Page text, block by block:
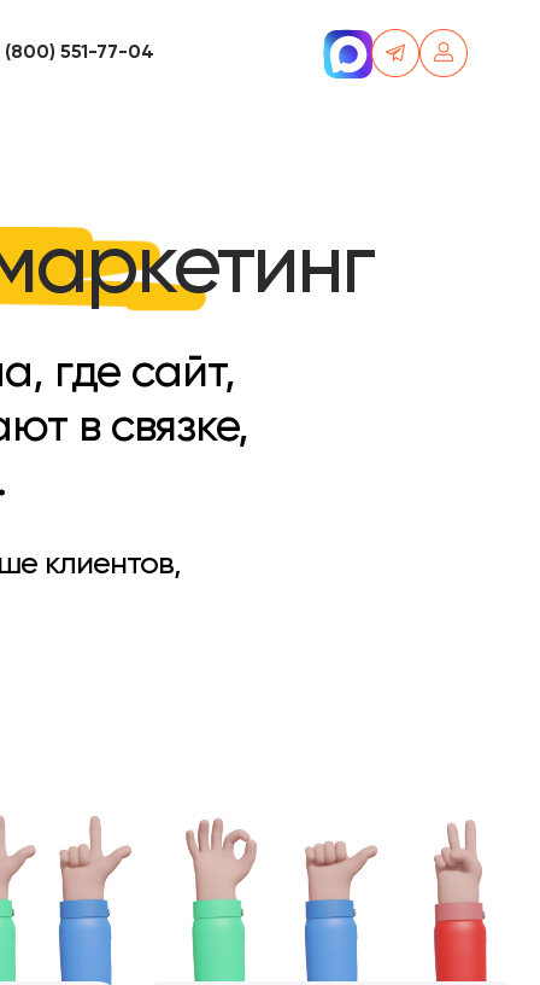
(800) 551-77-04
где сайт,
в связке,
клиентов,